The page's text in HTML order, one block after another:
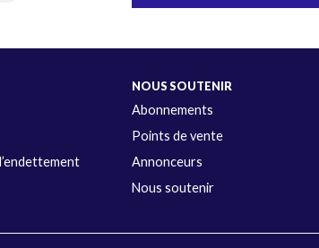
NOUS SOUTENIR
Abonnements
Points de vente
Annonceurs
Nous soutenir